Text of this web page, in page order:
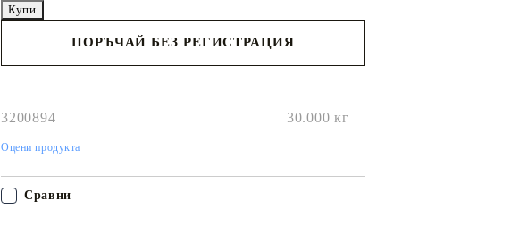
ПОРЪЧАЙ БЕЗ РЕГИСТРАЦИЯ
3200894 30.000 кг
Оцени продукта
Сравни